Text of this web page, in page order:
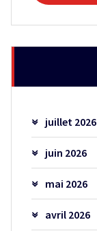
juillet 2026
juin 2026
mai 2026
avril 2026